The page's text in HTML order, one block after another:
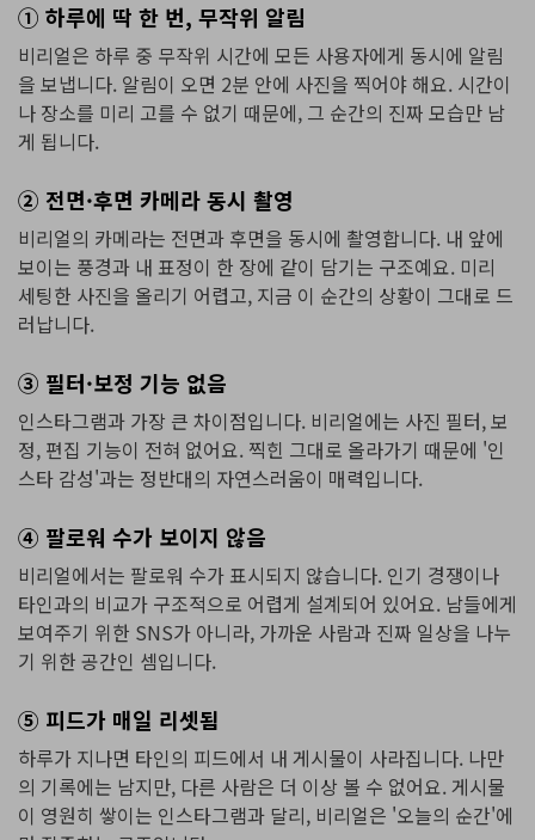
① 하루에 딱 한 번, 무작위 알림
비리얼은 하루 중 무작위 시간에 모든 사용자에게 동시에 알림
을 보냅니다. 알림이 오면 2분 안에 사진을 찍어야 해요. 시간이
나 장소를 미리 고를 수 없기 때문에, 그 순간의 진짜 모습만 남
게 됩니다.
② 전면·후면 카메라 동시 촬영
비리얼의 카메라는 전면과 후면을 동시에 촬영합니다. 내 앞에
보이는 풍경과 내 표정이 한 장에 같이 담기는 구조예요. 미리
세팅한 사진을 올리기 어렵고, 지금 이 순간의 상황이 그대로 드
러납니다.
③ 필터·보정 기능 없음
인스타그램과 가장 큰 차이점입니다. 비리얼에는 사진 필터, 보
정, 편집 기능이 전혀 없어요. 찍힌 그대로 올라가기 때문에 '인
스타 감성'과는 정반대의 자연스러움이 매력입니다.
④ 팔로워 수가 보이지 않음
비리얼에서는 팔로워 수가 표시되지 않습니다. 인기 경쟁이나
타인과의 비교가 구조적으로 어렵게 설계되어 있어요. 남들에게
보여주기 위한 SNS가 아니라, 가까운 사람과 진짜 일상을 나누
기 위한 공간인 셈입니다.
⑤ 피드가 매일 리셋됨
하루가 지나면 타인의 피드에서 내 게시물이 사라집니다. 나만
의 기록에는 남지만, 다른 사람은 더 이상 볼 수 없어요. 게시물
이 영원히 쌓이는 인스타그램과 달리, 비리얼은 '오늘의 순간'에